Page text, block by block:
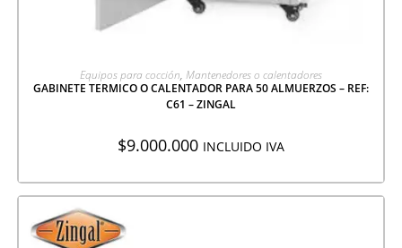
AGREGAR A COTIZACIÓN
Equipos para cocción, Mantenedores o calentadores
GABINETE TERMICO O CALENTADOR PARA 50 ALMUERZOS – REF:
C61 – ZINGAL
$9.000.000 INCLUIDO IVA